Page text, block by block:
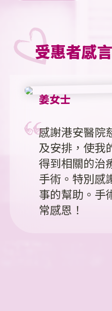
受惠者感言
姜女士
感謝港安醫院
及安排，使我
得到相關的治
手術。特別感
事的幫助。手
常感恩！